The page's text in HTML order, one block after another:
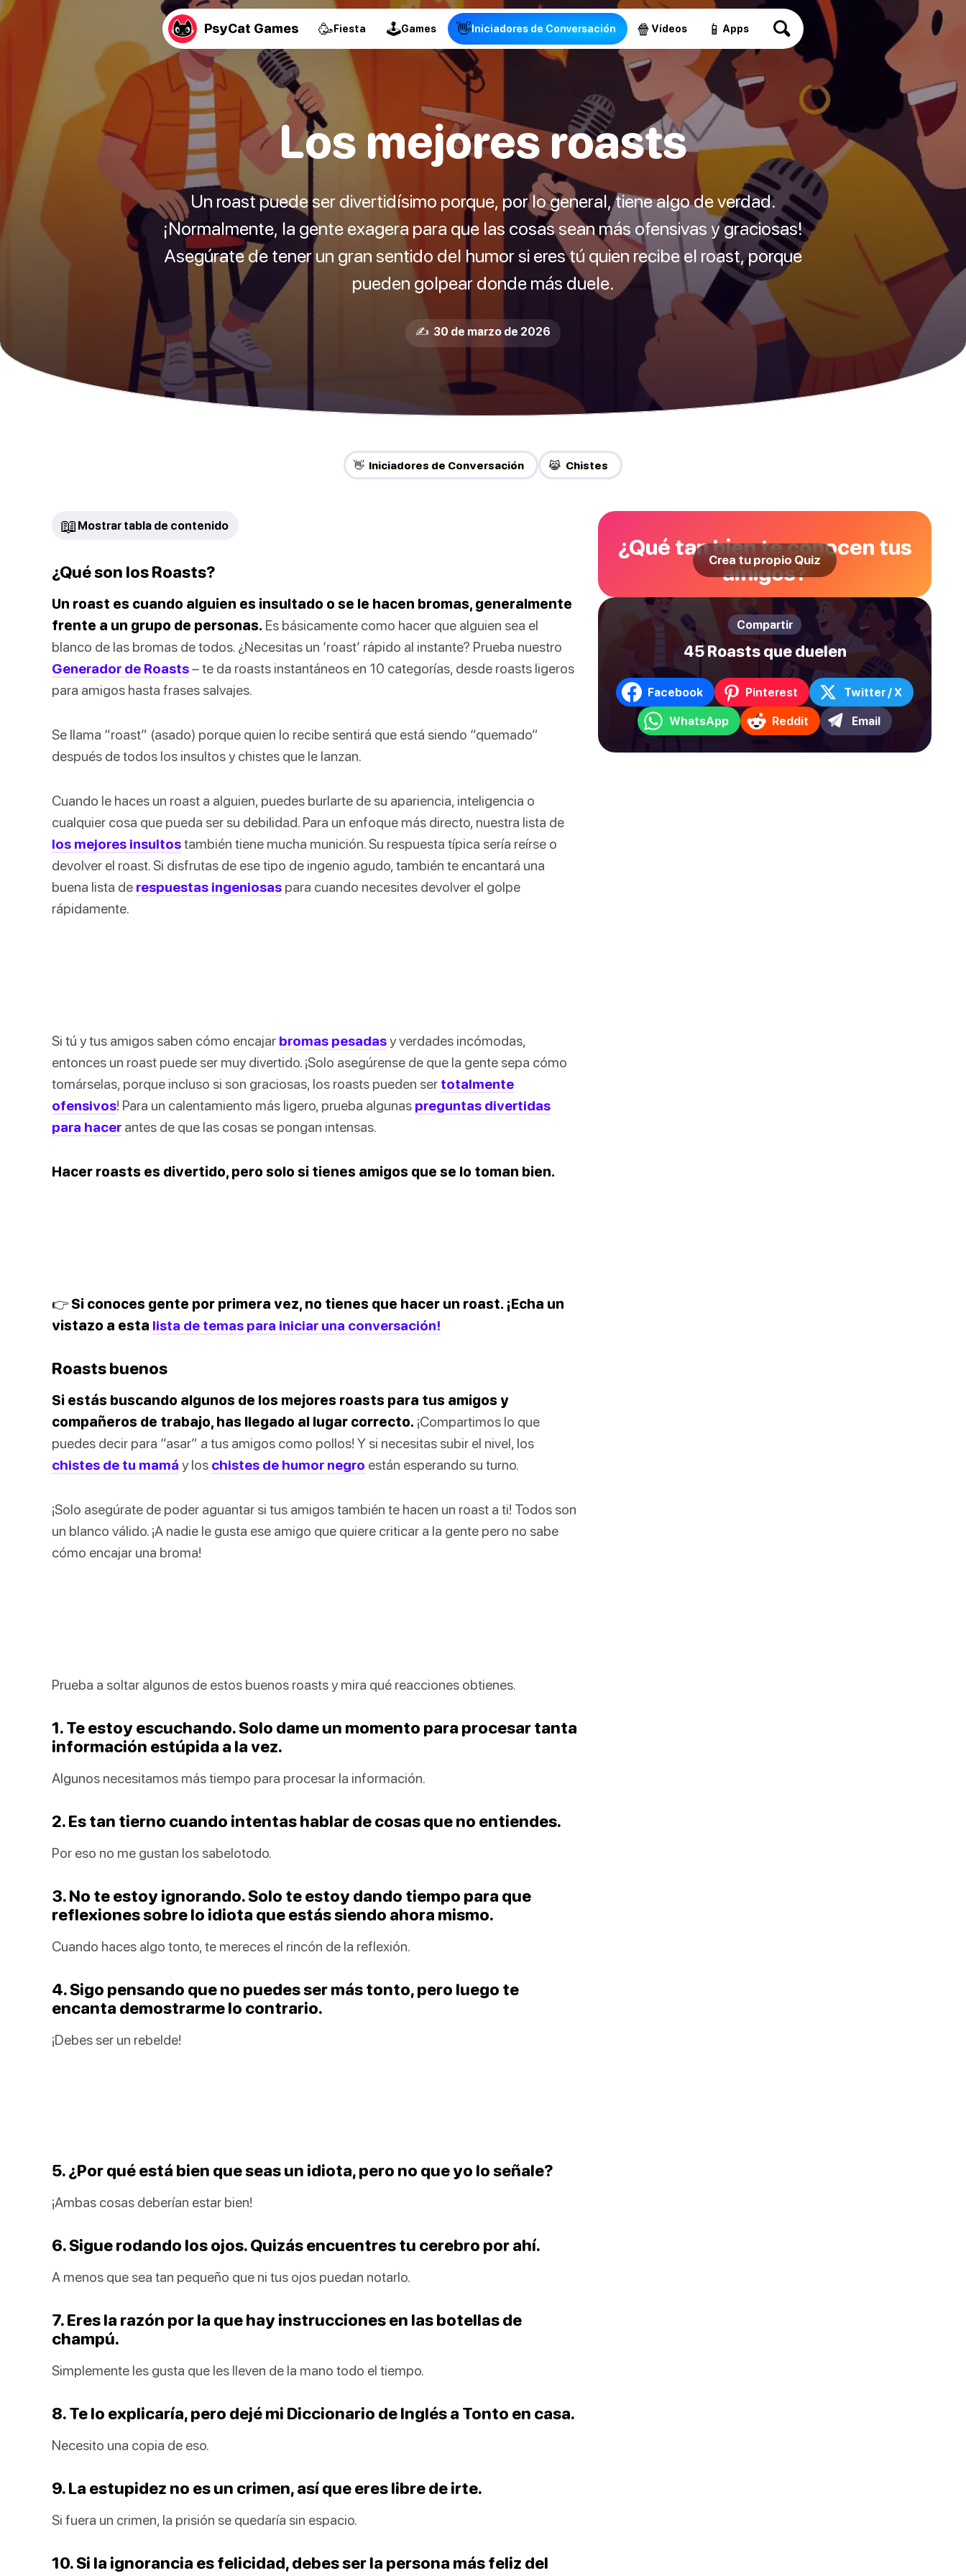
PsyCat Games 🥳Fiesta 🕹Games 👋Iniciadores de Conversación 🍿 Vídeos 📱 Apps
Los mejores roasts
Un roast puede ser divertidísimo porque, por lo general, tiene algo de verdad.
¡Normalmente, la gente exagera para que las cosas sean más ofensivas y graciosas!
Asegúrate de tener un gran sentido del humor si eres tú quien recibe el roast, porque
pueden golpear donde más duele.
✍️ 30 de marzo de 2026
👋 Iniciadores de Conversación 😹 Chistes
📖 Mostrar tabla de contenido
¿Qué son los Roasts?
Un roast es cuando alguien es insultado o se le hacen bromas, generalmente
frente a un grupo de personas. Es básicamente como hacer que alguien sea el
blanco de las bromas de todos. ¿Necesitas un ‘roast’ rápido al instante? Prueba nuestro
Generador de Roasts– te da roasts instantáneos en 10 categorías, desde roasts ligeros
para amigos hasta frases salvajes.
Se llama “roast” (asado) porque quien lo recibe sentirá que está siendo “quemado”
después de todos los insultos y chistes que le lanzan.
Cuando le haces un roast a alguien, puedes burlarte de su apariencia, inteligencia o
cualquier cosa que pueda ser su debilidad. Para un enfoque más directo, nuestra lista de
los mejores insultostambién tiene mucha munición. Su respuesta típica sería reírse o
devolver el roast. Si disfrutas de ese tipo de ingenio agudo, también te encantará una
buena lista de respuestas ingeniosas para cuando necesites devolver el golpe
rápidamente.
Si tú y tus amigos saben cómo encajar bromas pesadasy verdades incómodas,
entonces un roast puede ser muy divertido. ¡Solo asegúrense de que la gente sepa cómo
tomárselas, porque incluso si son graciosas, los roasts pueden ser totalmente
ofensivos! Para un calentamiento más ligero, prueba algunas preguntas divertidas
para hacer antes de que las cosas se pongan intensas.
Hacer roasts es divertido, pero solo si tienes amigos que se lo toman bien.
👉 Si conoces gente por primera vez, no tienes que hacer un roast. ¡Echa un
vistazo a esta lista de temas para iniciar una conversación!
Roasts buenos
Si estás buscando algunos de los mejores roasts para tus amigos y
compañeros de trabajo, has llegado al lugar correcto. ¡Compartimos lo que
puedes decir para “asar” a tus amigos como pollos! Y si necesitas subir el nivel, los
chistes de tu mamá y los chistes de humor negro están esperando su turno.
¡Solo asegúrate de poder aguantar si tus amigos también te hacen un roast a ti! Todos son
un blanco válido. ¡A nadie le gusta ese amigo que quiere criticar a la gente pero no sabe
cómo encajar una broma!
Prueba a soltar algunos de estos buenos roasts y mira qué reacciones obtienes.
1. Te estoy escuchando. Solo dame un momento para procesar tanta
información estúpida a la vez.
Algunos necesitamos más tiempo para procesar la información.
2. Es tan tierno cuando intentas hablar de cosas que no entiendes.
Por eso no me gustan los sabelotodo.
3. No te estoy ignorando. Solo te estoy dando tiempo para que
reflexiones sobre lo idiota que estás siendo ahora mismo.
Cuando haces algo tonto, te mereces el rincón de la reflexión.
4. Sigo pensando que no puedes ser más tonto, pero luego te
encanta demostrarme lo contrario.
¡Debes ser un rebelde!
5. ¿Por qué está bien que seas un idiota, pero no que yo lo señale?
¡Ambas cosas deberían estar bien!
6. Sigue rodando los ojos. Quizás encuentres tu cerebro por ahí.
A menos que sea tan pequeño que ni tus ojos puedan notarlo.
7. Eres la razón por la que hay instrucciones en las botellas de
champú.
Simplemente les gusta que les lleven de la mano todo el tiempo.
8. Te lo explicaría, pero dejé mi Diccionario de Inglés a Tonto en casa.
Necesito una copia de eso.
9. La estupidez no es un crimen, así que eres libre de irte.
Si fuera un crimen, la prisión se quedaría sin espacio.
10. Si la ignorancia es felicidad, debes ser la persona más feliz del
¿Qué tan bien te conocen tus
amigos?
Crea tu propio Quiz
Compartir
45 Roasts que duelen
Facebook Pinterest Twitter / X
WhatsApp Reddit Email